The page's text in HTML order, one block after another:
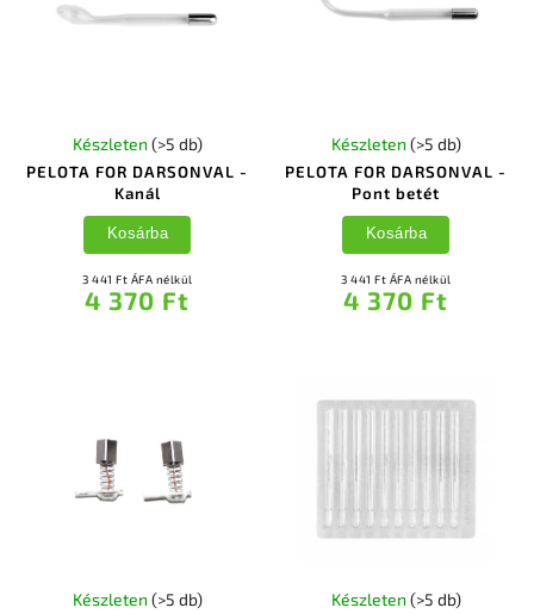
PELOTA FOR DARSONVAL -
Kanál
Készleten (>5 db)
3 441 Ft ÁFA nélkül
4 370 Ft
Kosárba
PELOTA FOR DARSONVAL -
Pont betét
Készleten (>5 db)
3 441 Ft ÁFA nélkül
4 370 Ft
Kosárba
Készleten (>5 db) Készleten (>5 db)